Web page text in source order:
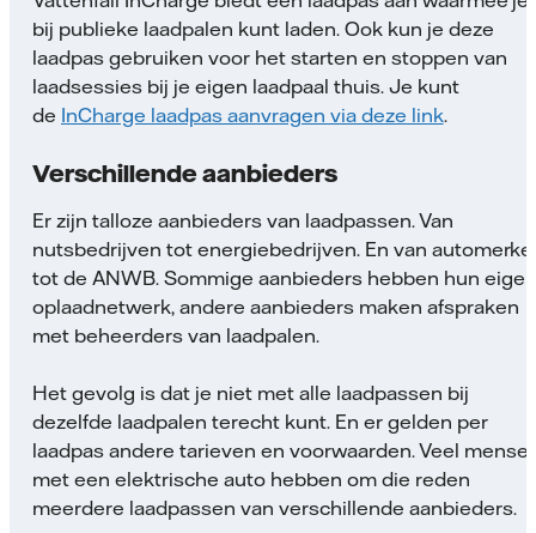
bij publieke laadpalen kunt laden. Ook kun je deze
laadpas gebruiken voor het starten en stoppen van
laadsessies bij je eigen laadpaal thuis. Je kunt
de InCharge laadpas aanvragen via deze link.
Verschillende aanbieders
Er zijn talloze aanbieders van laadpassen. Van
nutsbedrijven tot energiebedrijven. En van
tot de ANWB. Sommige aanbieders hebben hun eigen
oplaadnetwerk, andere aanbieders maken afspraken
met beheerders van laadpalen.
Het gevolg is dat je niet met alle laadpassen bij
dezelfde laadpalen terecht kunt. En er gelden per
laadpas andere tarieven en voorwaarden. Veel
met een elektrische auto hebben om die reden
meerdere laadpassen van verschillende aanbieders.